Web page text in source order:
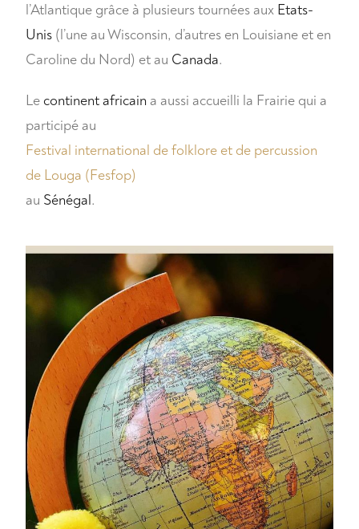
l’Atlantique grâce à plusieurs tournées aux Etats-
Unis (l’une au Wisconsin, d’autres en Louisiane et en
Caroline du Nord) et au Canada.
Le continent africain a aussi accueilli la Frairie qui a
participé au
Festival international de folklore et de percussion
de Louga (Fesfop)
au Sénégal.